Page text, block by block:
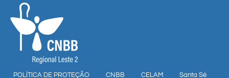
POLÍTICA DE PROTEÇÃO CNBB CELAM Santa Sé